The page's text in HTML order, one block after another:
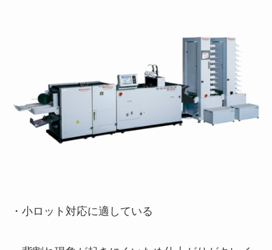
・小ロット対応に適している